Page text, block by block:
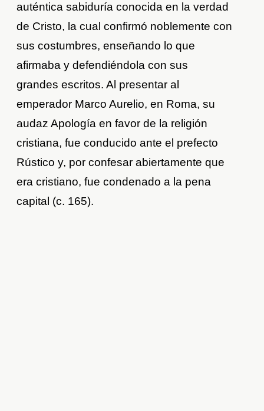
auténtica sabiduría conocida en la verdad
de Cristo, la cual confirmó noblemente con
sus costumbres, enseñando lo que
afirmaba y defendiéndola con sus
grandes escritos. Al presentar al
emperador Marco Aurelio, en Roma, su
audaz Apología en favor de la religión
cristiana, fue conducido ante el prefecto
Rústico y, por confesar abiertamente que
era cristiano, fue condenado a la pena
capital (c. 165).